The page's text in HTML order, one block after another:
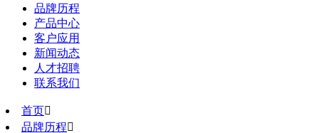
品牌历程
产品中心
客户应用
新闻动态
人才招聘
联系我们
首页
品牌历程